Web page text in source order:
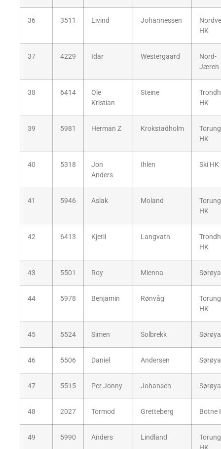
36 3511 Eivind Johannessen
HK
37 4229 Idar Westergaard
Nord-
Jæren
38 6414
Ole
Kristian
Steine
HK
39 5981 Herman Z Krokstadholm
HK
40 5318
Jon
Anders
Ihlen Ski HK
41 5946 Aslak Moland
HK
42 6413 Kjetil Langvatn
HK
43 5501 Roy Mienna
44 5978 Benjamin Rønvåg
HK
45 5524 Simen Solbrekk
46 5506 Daniel Andersen
47 5515 Per Jonny Johansen
48 2027 Tormod Gretteberg Botne
49 5990 Anders Lindland